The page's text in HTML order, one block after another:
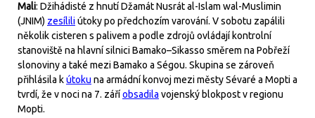
Mali: Džihádisté z hnutí Džamát Nusrát al-Islam wal-Muslimin
(JNIM) zesíliliútoky po předchozím varování. V sobotu zapálili
několik cisteren s palivem a podle zdrojů ovládají kontrolní
stanoviště na hlavní silnici Bamako–Sikasso směrem na Pobřeží
slonoviny a také mezi Bamako a Ségou. Skupina se zároveň
přihlásila kútoku na armádní konvoj mezi městy Sévaré a Mopti a
tvrdí, že v noci na 7. záříobsadila vojenský blokpost v regionu
Mopti.